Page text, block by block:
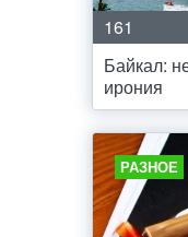
161
Байкал:
ирония
РАЗНОЕ